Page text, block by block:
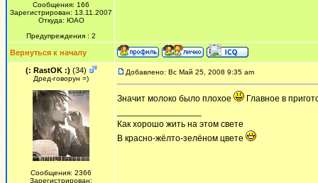
Сообщения: 166
Зарегистрирован: 13.11.2007
Откуда: ЮАО
Предупреждения : 2
Вернуться к началу
(: RastOK :) (34)
Дред-говорун =)
Сообщения: 2366
Зарегистрирован:
Добавлено: Вс Май 25, 2008 9:35 am
Значит молоко было плохое
Главное в
Как хорошо жить на этом свете
В красно-жёлто-зелёном цвете